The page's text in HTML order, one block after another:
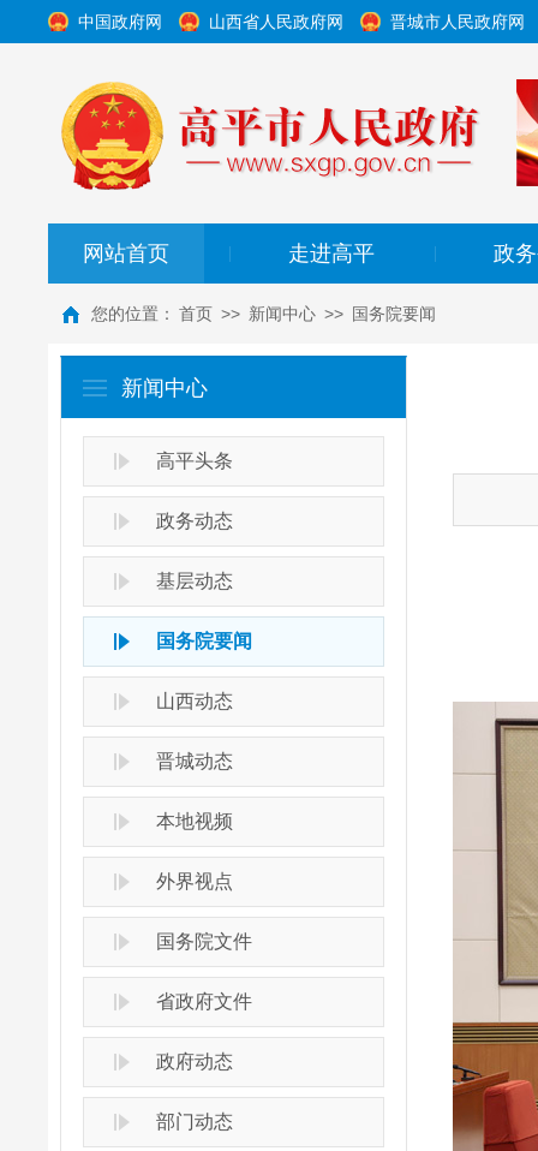
中国政府网 山西省人民政府网 晋城市人民政府网
网站首页 走进高平 政
您的位置： 首页 >> 新闻中心 >> 国务院要闻
新闻中心
高平头条
政务动态
基层动态
国务院要闻
山西动态
晋城动态
本地视频
外界视点
国务院文件
省政府文件
政府动态
部门动态